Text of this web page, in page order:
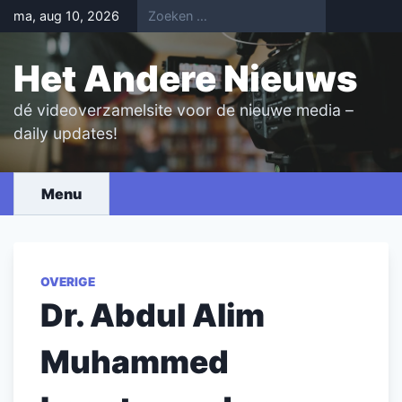
Skip
to
content
ma, aug 10, 2026
Het Andere Nieuws
dé videoverzamelsite voor de nieuwe media –
daily updates!
Menu
OVERIGE
Dr. Abdul Alim
Muhammed